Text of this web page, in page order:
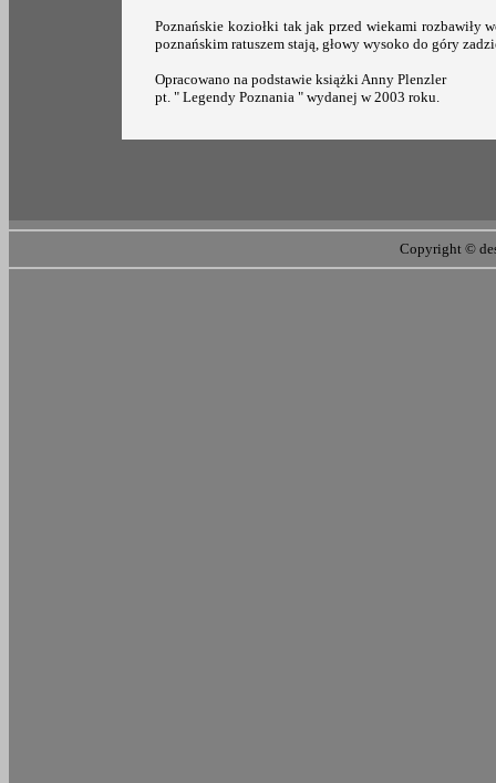
Poznańskie koziołki tak jak przed wiekami rozbawiły
poznańskim ratuszem stają, głowy wysoko do góry
Opracowano na podstawie książki Anny Plenzler
pt. " Legendy Poznania " wydanej w 2003 roku.
Copyright ©